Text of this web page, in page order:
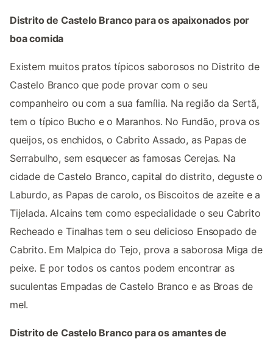
Distrito de Castelo Branco para os apaixonados por
boa comida
Existem muitos pratos típicos saborosos no Distrito de
Castelo Branco que pode provar com o seu
companheiro ou com a sua família. Na região da Sertã,
tem o típico Bucho e o Maranhos. No Fundão, prova os
queijos, os enchidos, o Cabrito Assado, as Papas de
Serrabulho, sem esquecer as famosas Cerejas. Na
cidade de Castelo Branco, capital do distrito, deguste o
Laburdo, as Papas de carolo, os Biscoitos de azeite e a
Tijelada. Alcains tem como especialidade o seu Cabrito
Recheado e Tinalhas tem o seu delicioso Ensopado de
Cabrito. Em Malpica do Tejo, prova a saborosa Miga de
peixe. E por todos os cantos podem encontrar as
suculentas Empadas de Castelo Branco e as Broas de
mel.
Distrito de Castelo Branco para os amantes de